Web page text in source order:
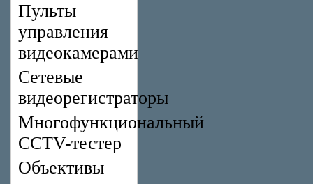
Пульты
управления
видеокамерами
Сетевые
видеорегистраторы
Многофункциональный
CCTV-тестер
Объективы